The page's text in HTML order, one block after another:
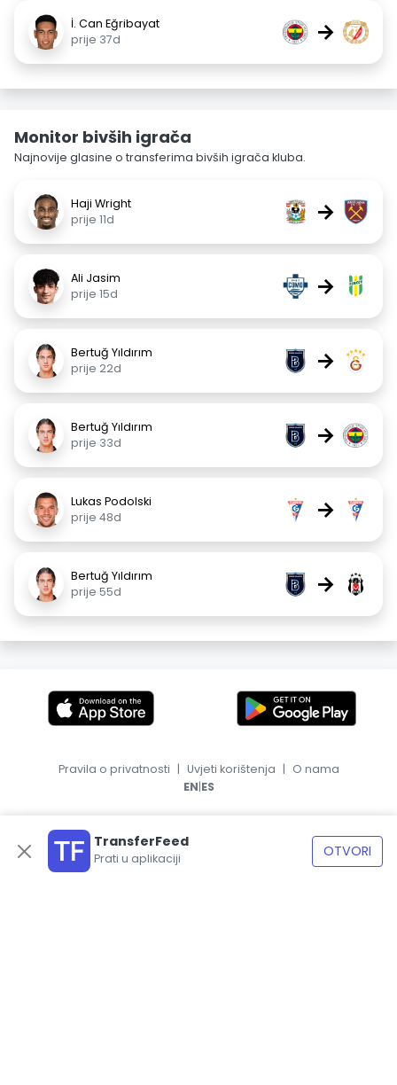
İ. Can Eğribayat
prije 37d
→
Monitor bivših igrača
Najnovije glasine o transferima bivših igrača kluba.
Haji Wright
prije 11d
→
Ali Jasim
prije 15d
→
Bertuğ Yıldırım
prije 22d
→
Bertuğ Yıldırım
prije 33d
→
Lukas Podolski
prije 48d
→
Bertuğ Yıldırım
prije 55d
→
TransferFeed
Prati u aplikaciji OTVORI
Pravila o privatnosti | Uvjeti korištenja | O nama
EN|ES